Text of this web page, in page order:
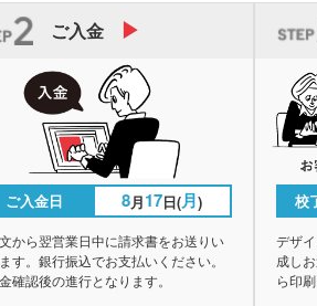
ご入金
ご入金日 8月17日(月)
から翌営業日中に請求書をお送りい
す。銀行振込でお支払いください。
確認後の進行となります。
校
デザ
成し
ら印